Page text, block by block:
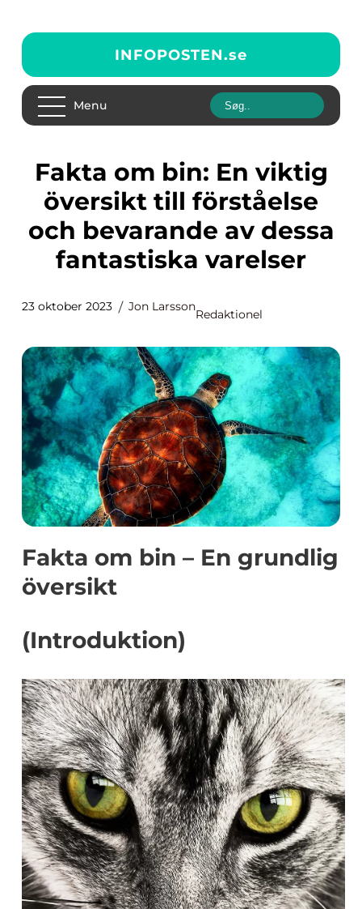
INFOPOSTEN.se
Menu
Fakta om bin: En viktig
översikt till förståelse
och bevarande av dessa
fantastiska varelser
23 oktober 2023 Jon Larsson
Redaktionel
Fakta om bin – En grundlig
översikt
(Introduktion)